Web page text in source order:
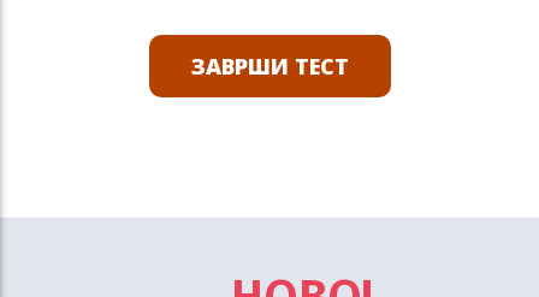
ЗАВРШИ ТЕСТ